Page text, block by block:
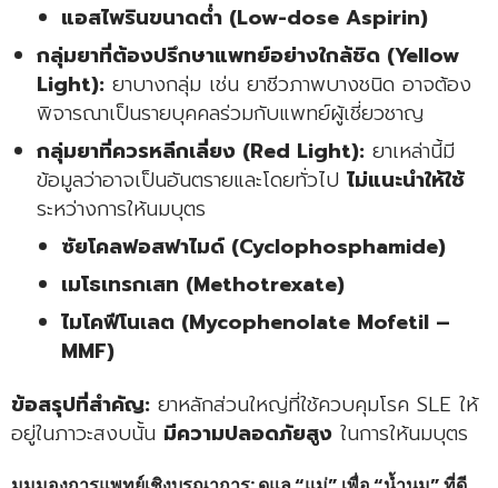
แอสไพรินขนาดต่ำ (Low-dose Aspirin)
กลุ่มยาที่ต้องปรึกษาแพทย์อย่างใกล้ชิด (Yellow
Light):ยาบางกลุ่ม เช่น ยาชีวภาพบางชนิด อาจต้อง
พิจารณาเป็นรายบุคคลร่วมกับแพทย์ผู้เชี่ยวชาญ
กลุ่มยาที่ควรหลีกเลี่ยง (Red Light):ยาเหล่านี้มี
ข้อมูลว่าอาจเป็นอันตรายและโดยทั่วไป ไม่แนะนำให้ใช้
ระหว่างการให้นมบุตร
ซัยโคลฟอสฟาไมด์ (Cyclophosphamide)
เมโธเทรกเสท (Methotrexate)
ไมโคฟีโนเลต (Mycophenolate Mofetil –
MMF)
ข้อสรุปที่สำคัญ: ยาหลักส่วนใหญ่ที่ใช้ควบคุมโรค SLE ให้
อยู่ในภาวะสงบนั้น มีความปลอดภัยสูง ในการให้นมบุตร